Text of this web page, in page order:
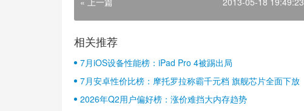
相关推荐
7月iOS设备性能榜：iPad Pro 4被踢出局
7月安卓性价比榜：摩托罗拉称霸千元档 旗舰芯片全面下放
2026年Q2用户偏好榜：涨价难挡大内存趋势